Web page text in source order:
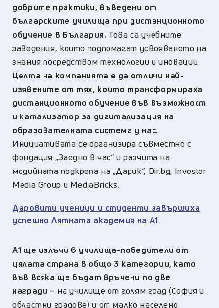
добрите практики, въведени от
българските училища при дистанционното
обучение в България. Това са учебните
заведения, които подпомагат усвояването на
знания посредством технологии и иновации.
Целта на компанията е да отличи най-
изявените от тях, които трансформираха
дистанционното обучение във възможност
и катализатор за дигитализация на
образователната система у нас.
Инициативата се организира съвместно с
фондация „Заедно в час“ и разчита на
медийната подкрепа на „Дарик“, Dir.bg, Investor
Media Group и MediaBricks.
Даровити ученици и студенти завършиха
успешно Лятната академия на А1
А1 ще излъчи 6 училища-победители от
цялата страна в общо 3 категории, като
във всяка ще бъдат връчени по две
награди – на училище от голям град (София и
областни градове) и от малко населено